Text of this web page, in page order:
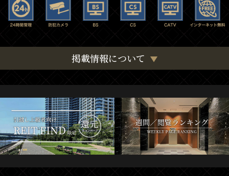
掲載情報について